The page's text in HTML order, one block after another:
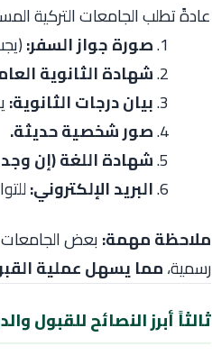
عادةً تطلب الجامعات التركية
صورة جواز السفر:
شهادة الثانوية
بيان درجات الثانوية:
صور شخصية حديثة.
شهادة اللغة (إن
البريد الإلكتروني:
ملاحظة مهمة:بعض الجامعات
رسمية،مما يسهل عملية
ثالثاً أبرز النصائح للقبول